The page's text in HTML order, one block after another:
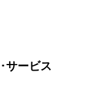
サービス